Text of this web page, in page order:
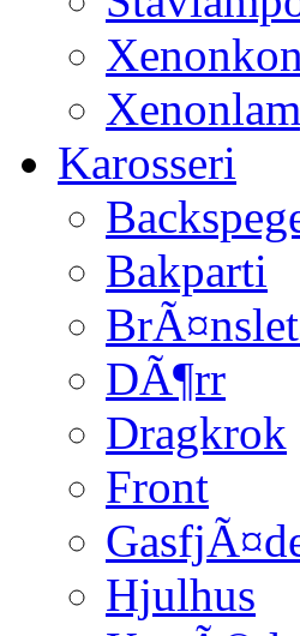
Karosseri
Bakparti
DÃ¶rr
Dragkrok
Front
Hjulhus